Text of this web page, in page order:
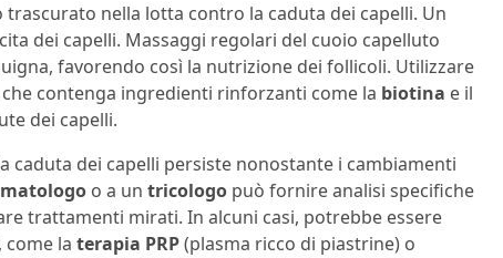
trascurato nella lotta contro la caduta dei capelli. Un
dei capelli. Massaggi regolari del cuoio capelluto
favorendo così la nutrizione dei follicoli. Utilizzare
contenga ingredienti rinforzanti come la biotina e il
dei capelli.
caduta dei capelli persiste nonostante i cambiamenti
o a un tricologo può fornire analisi specifiche
trattamenti mirati. In alcuni casi, potrebbe essere
la terapia PRP(plasma ricco di piastrine) o